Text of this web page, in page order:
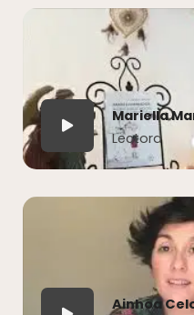
Mariella
Lectora
Ainhoa